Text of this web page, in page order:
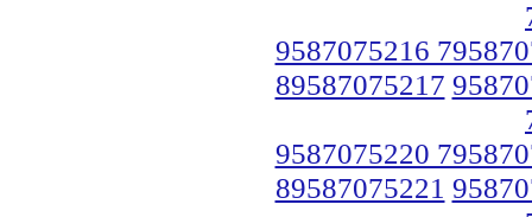
9587075216
89587075217
9587075220
89587075221